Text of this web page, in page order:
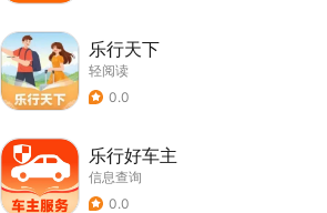
乐行天下
轻阅读
0.0
乐行好车主
信息查询
0.0